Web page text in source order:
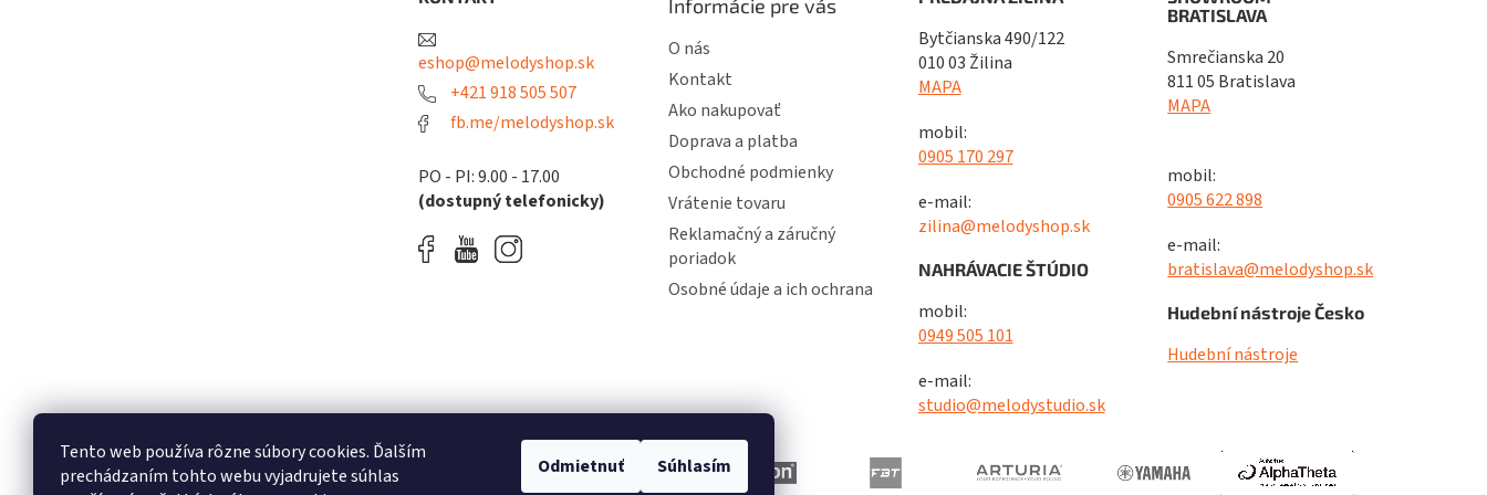
Tento web používa rôzne súbory cookies. Ďalším
prechádzaním tohto webu vyjadrujete súhlas
Odmietnuť Súhlasím
eshop@melodyshop.sk
+421 918 505 507
fb.me/melodyshop.sk
PO - PI: 9.00 - 17.00
(dostupný telefonicky)
Informácie pre vás
O nás
Kontakt
Ako nakupovať
Doprava a platba
Obchodné podmienky
Vrátenie tovaru
Reklamačný a záručný
poriadok
Osobné údaje a ich ochrana
Bytčianska 490/122
010 03 Žilina
MAPA
mobil:
0905 170 297
e-mail:
zilina@melodyshop.sk
NAHRÁVACIE ŠTÚDIO
mobil:
0949 505 101
e-mail:
studio@melodystudio.sk
BRATISLAVA
Smrečianska 20
811 05 Bratislava
MAPA
mobil:
0905 622 898
e-mail:
bratislava@melodyshop.sk
Hudební nástroje Česko
Hudební nástroje